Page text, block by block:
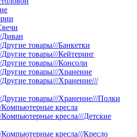
Диван
товары///Банкетки
товары///Кейтеринг
товары///Консоли
товары///Хранение
товары///Хранение///
товары///Хранение///Полки
кресла
кресла///Детские
кресла///Кресло